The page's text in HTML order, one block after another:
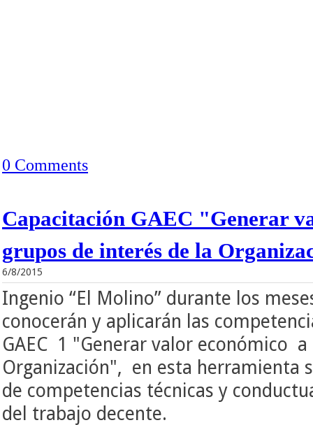
0 Comments
Capacitación GAEC "Generar
grupos de interés de la
6/8/2015
Ingenio “El Molino” durante los
conocerán y aplicarán las
GAEC 1 "Generar valor económico
Organización", en esta herramienta
de competencias técnicas y
del trabajo decente.